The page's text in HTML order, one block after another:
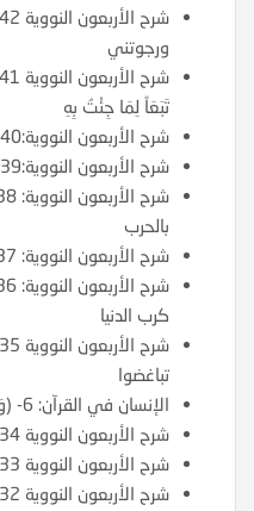
ورجوتني
تَبَعَاً لِمَا جِئْتُ بِهِ
شرح الأربعون النووية:40- كُنْ فِي الدُّنْيَا كَأَنَّكَ غَرِيْبٌ
شرح الأربعون النووية:39- إن الله تجاوز لي عن أمتي
بالحرب
شرح الأربعون النووية: 37- إن الله كتب الحسنات والسيئات
كرب الدنيا
تباغضوا
الإنسان في القرآن: 6- (وَكَانَ الْإِنْسَانُ قَتُورا)
شرح الأربعون النووية 34- من رأى منكم منكرا فليغيره بيده
شرح الأربعون النووية 33- لو يعطى الناس بدعواهم
شرح الأربعون النووية 32- لاضرر ولا ضرار